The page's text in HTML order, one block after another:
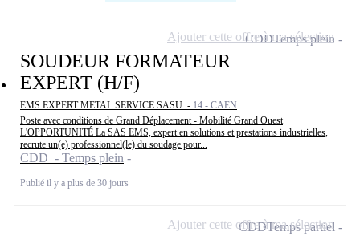
SOUDEUR FORMATEUR
EXPERT (H/F)
EMS EXPERT METAL SERVICE SASU - 14 - CAEN
Poste avec conditions de Grand Déplacement - Mobilité Grand Ouest
L'OPPORTUNITÉ La SAS EMS, expert en solutions et prestations industrielles,
recrute un(e) professionnel(le) du soudage pour...
CDD - Temps plein
Publié il y a plus de 30 jours
CDDTemps plein
Ajouter cette offre à ma sélection
CDDTemps partiel
Ajouter cette offre à ma sélection